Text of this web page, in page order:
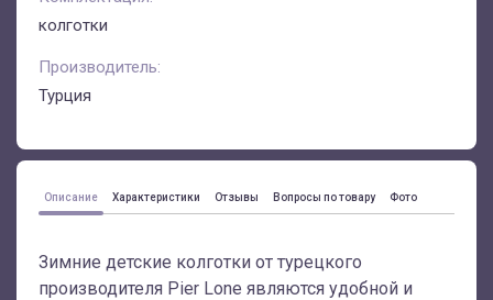
колготки
Производитель:
Турция
Описание Характеристики Отзывы Вопросы по товару Фото
Зимние детские колготки от турецкого
производителя Pier Lone являются удобной и